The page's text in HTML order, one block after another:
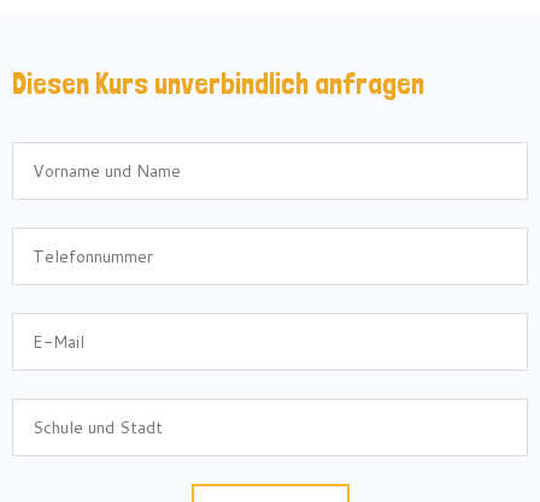
Diesen Kurs unverbindlich anfragen